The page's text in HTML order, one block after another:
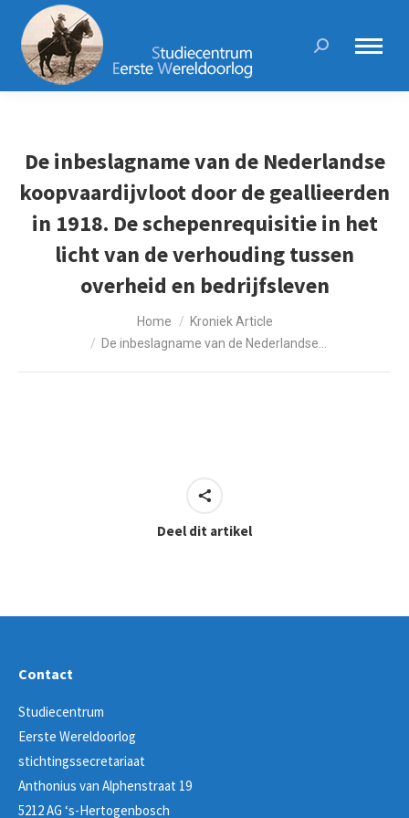
Search:
De inbeslagname van de Nederlandse
koopvaardijvloot door de geallieerden
in 1918. De schepenrequisitie in het
licht van de verhouding tussen
overheid en bedrijfsleven
Home
Kroniek Article
De inbeslagname van de Nederlandse…
Deel dit artikel
Contact
Studiecentrum
Eerste Wereldoorlog
stichtingssecretariaat
Anthonius van Alphenstraat 19
5212 AG ‘s-Hertogenbosch